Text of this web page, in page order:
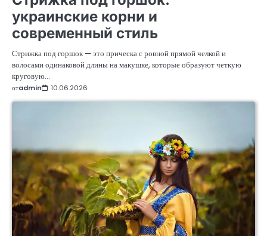
украинские корни и
современный стиль
Стрижка под горшок — это прическа с ровной прямой челкой и
волосами одинаковой длины на макушке, которые образуют четкую
круговую…
отadmin 10.06.2026